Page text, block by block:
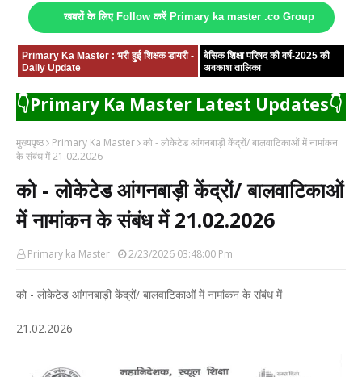
खबरों के लिए Follow करें Primary ka master .co Group
Primary Ka Master : भरी हुई शिक्षक डायरी -
Daily Update
बेसिक शिक्षा परिषद की वर्ष-2025 की
अवकाश तालिका
👇Primary Ka Master Latest Updates👇
मुख्यपृष्ठ Primary Ka Master को - लोकेटेड आंगनबाड़ी केंद्रों/ बालवाटिकाओं में नामांकन
के संबंध में 21.02.2026
को - लोकेटेड आंगनबाड़ी केंद्रों/ बालवाटिकाओं
में नामांकन के संबंध में 21.02.2026
Primary ka Master 2/23/2026 03:48:00 Pm
को - लोकेटेड आंगनबाड़ी केंद्रों/ बालवाटिकाओं में नामांकन के संबंध में
21.02.2026